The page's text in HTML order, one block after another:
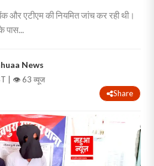
और एटीएम की नियमित जांच कर रही थी।
पास...
News
| 👁 63 व्यूज
Share